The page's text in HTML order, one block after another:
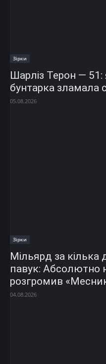
Зірки
Шарліз Терон — 51:
бунтарка зламала
05.08.2026
Зірки
Мільярд за кілька
павук: Абсолютно
розгромив
04.08.2026